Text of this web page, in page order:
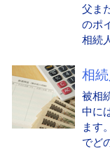
父ま
のポ
相続
相
被相
中に
ます
でど